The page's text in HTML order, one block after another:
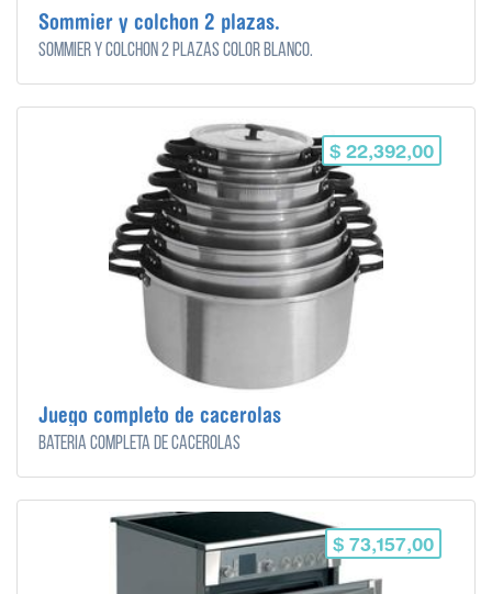
Sommier y colchon 2 plazas.
Sommier y colchon 2 plazas color blanco.
$ 22,392,00
Juego completo de cacerolas
Bateria completa de cacerolas
$ 73,157,00